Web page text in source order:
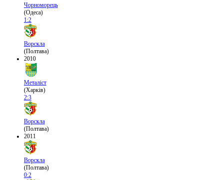
Чорноморець
(Одеса)
1:2
Ворскла
(Полтава)
2010
Металіст
(Харків)
2:3
Ворскла
(Полтава)
2011
Ворскла
(Полтава)
0:2